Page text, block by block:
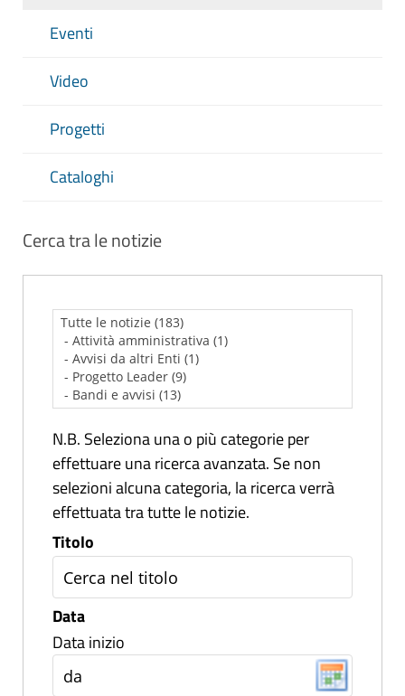
Eventi
Video
Progetti
Cataloghi
Cerca tra le notizie
N.B. Seleziona una o più categorie per
effettuare una ricerca avanzata. Se non
selezioni alcuna categoria, la ricerca verrà
effettuata tra tutte le notizie.
Titolo
Data
Data inizio